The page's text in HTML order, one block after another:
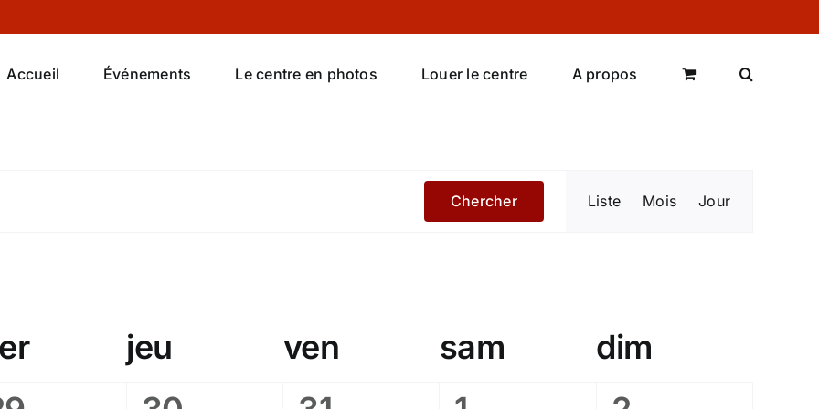
Accueil Événements Le centre en photos Louer le centre A propos
Chercher
Navigation
Liste Mois Jour
jeu ven sam
dim